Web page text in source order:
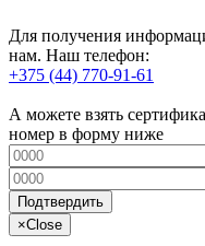
Для получения
нам. Наш телефон:
+375 (44) 770-91-61
А можете взять
номер в форму ниже
Подтвердить
×Close